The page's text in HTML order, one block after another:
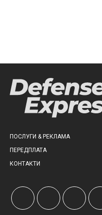
ПОСЛУГИ & РЕКЛАМА
ПЕРЕДПЛАТА
КОНТАКТИ